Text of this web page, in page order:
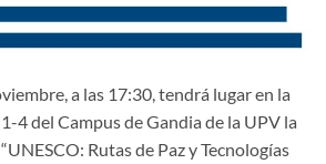
a las 17:30, tendrá lugar en la
4 del Campus de Gandia de la UPV la
Rutas de Paz y Tecnologías